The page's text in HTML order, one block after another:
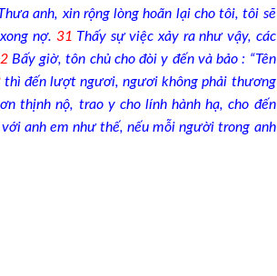
anh, xin rộng lòng hoãn lại cho tôi, tôi sẽ
nợ. 31 Thấy sự việc xảy ra như vậy, các
Bấy giờ, tôn chủ cho đòi y đến và bảo : “Tên
thì đến lượt ngươi, ngươi không phải thương
thịnh nộ, trao y cho lính hành hạ, cho đến
anh em như thế, nếu mỗi người trong anh